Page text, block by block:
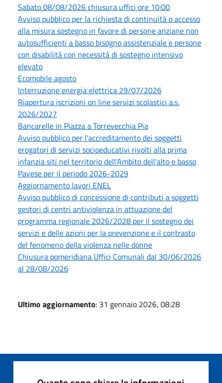
Sabato 08/08/2026 chiusura uffici ore 10:00
Avviso pubblico per la richiesta di continuità o accesso
alla misura sostegno in favore di persone anziane non
autosufficienti a basso bisogno assistenziale e persone
con disabilità con necessità di sostegno intensivo
elevato
Ecomobile agosto
Interruzione energia elettrica 29/07/2026
Riapertura iscrizioni on line servizi scolastici a.s.
2026/2027
Bancarelle in Piazza a Torrevecchia Pia
Avviso pubblico per l'accreditamento dei soggetti
erogatori di servizi socioeducativi rivolti alla prima
infanzia siti nel territorio dell'Ambito dell'alto e basso
Pavese per il periodo 2026-2029
Aggiornamento lavori ENEL
Avviso pubblico di concessione di contributi a soggetti
gestori di centri antiviolenza in attuazione del
programma regionale 2026/2028 per il sostegno dei
servizi e delle azioni per la prevenzione e il contrasto
del fenomeno della violenza nelle donne
Chiusura pomeridiana Uffici Comunali dal 30/06/2026
al 28/08/2026
Ultimo aggiornamento: 31 gennaio 2026, 08:28